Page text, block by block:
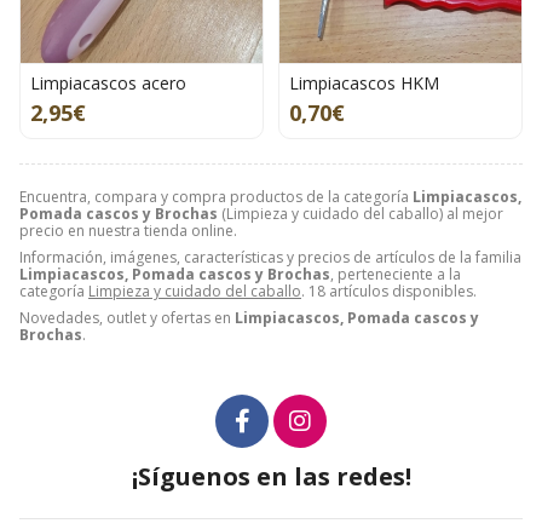
Encuentra, compara y compra productos de la categoría Limpiacascos,
Pomada cascos y Brochas (Limpieza y cuidado del caballo) al mejor
precio en nuestra tienda online.
Información, imágenes, características y precios de artículos de la familia
Limpiacascos, Pomada cascos y Brochas, perteneciente a la
categoría Limpieza y cuidado del caballo. 18 artículos disponibles.
Novedades, outlet y ofertas en Limpiacascos, Pomada cascos y
Brochas.
Limpiacascos acero
2,95€
Limpiacascos HKM
0,70€
¡Síguenos en las redes!